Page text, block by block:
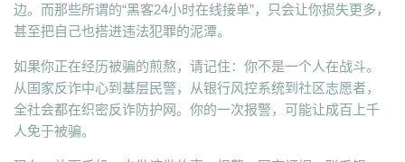
边。而那些所谓的“黑客24小时在线接单”，只会让你损失更多，
甚至把自己也搭进违法犯罪的泥潭。
如果你正在经历被骗的煎熬，请记住：你不是一个人在战斗。
从国家反诈中心到基层民警，从银行风控系统到社区志愿者，
全社会都在织密反诈防护网。你的一次报警，可能让成百上千
人免于被骗。